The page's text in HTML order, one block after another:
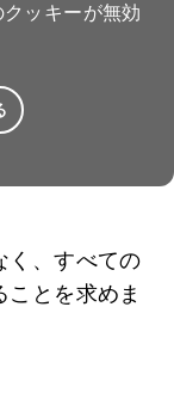
ッキーが無効
く、すべての
とを求めま